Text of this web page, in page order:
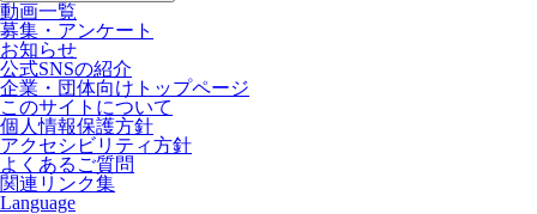
動画一覧
募集・アンケート
お知らせ
公式SNSの紹介
企業・団体向けトップページ
このサイトについて
個人情報保護方針
アクセシビリティ方針
よくあるご質問
関連リンク集
Language